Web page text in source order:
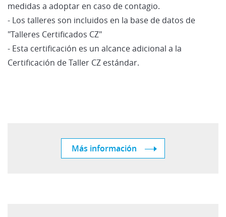
medidas a adoptar en caso de contagio.
- Los talleres son incluidos en la base de datos de
"Talleres Certificados CZ"
- Esta certificación es un alcance adicional a la
Certificación de Taller CZ estándar.
Más información